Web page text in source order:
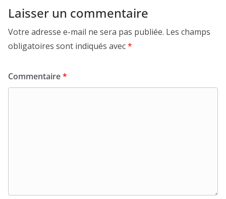
Laisser un commentaire
Votre adresse e-mail ne sera pas publiée. Les champs
obligatoires sont indiqués avec*
Commentaire*